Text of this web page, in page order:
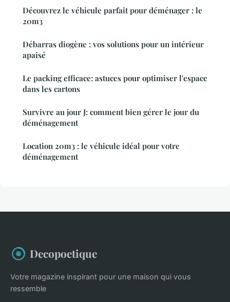
Découvrez le véhicule parfait pour déménager : le
20m3
Débarras diogène : vos solutions pour un intérieur
apaisé
Le packing efficace: astuces pour optimiser l'espace
dans les cartons
Survivre au jour J: comment bien gérer le jour du
déménagement
Location 20m3 : le véhicule idéal pour votre
déménagement
Decopoetique
Votre magazine inspirant pour une maison qui vous
ressemble